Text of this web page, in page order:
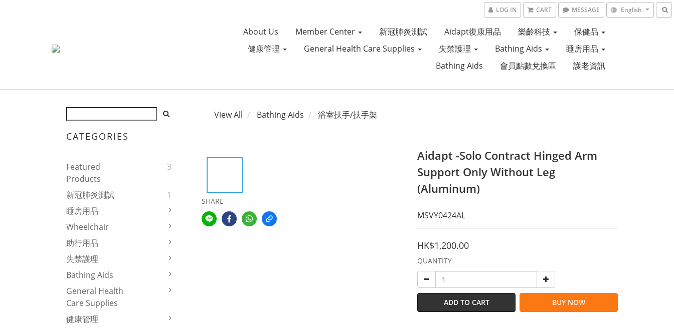
LOG IN CART MESSAGE English
About Us Member Center 新冠肺炎測試 Aidapt復康用品 樂齡科技
保健品
健康管理
General Health Care Supplies 失禁護理 Bathing Aids
睡房用品
Bathing Aids
會員點數兌換區 護老資訊
CATEGORIES
Featured
Products
3
新冠肺炎測試
1
睡房用品
Wheelchair
助行用品
失禁護理
Bathing Aids
General Health
Care Supplies
健康管理
View All Bathing Aids 浴室扶手/扶手架
SHARE
Aidapt -Solo Contract Hinged Arm
Support Only Without Leg
(Aluminum)
MSVY0424AL
HK$1,200.00
QUANTITY
ADD TO CART BUY NOW